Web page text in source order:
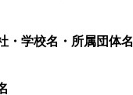
・学校名・所属団体名